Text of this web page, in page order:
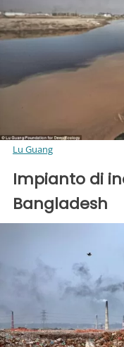
Lu Guang
Impianto di
Bangladesh